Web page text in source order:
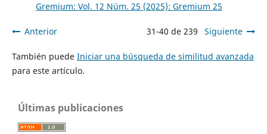
Gremium: Vol. 12 Núm. 25 (2025): Gremium 25
Anterior 31-40 de 239 Siguiente
También puede Iniciar una búsqueda de similitud avanzada
para este artículo.
Últimas publicaciones